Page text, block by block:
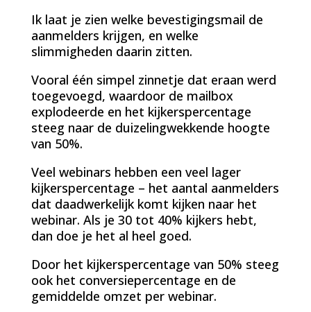
Ik laat je zien welke bevestigingsmail de
aanmelders krijgen, en welke
slimmigheden daarin zitten.
Vooral één simpel zinnetje dat eraan werd
toegevoegd, waardoor de mailbox
explodeerde en het kijkerspercentage
steeg naar de duizelingwekkende hoogte
van 50%.
Veel webinars hebben een veel lager
kijkerspercentage – het aantal aanmelders
dat daadwerkelijk komt kijken naar het
webinar. Als je 30 tot 40% kijkers hebt,
dan doe je het al heel goed.
Door het kijkerspercentage van 50% steeg
ook het conversiepercentage en de
gemiddelde omzet per webinar.